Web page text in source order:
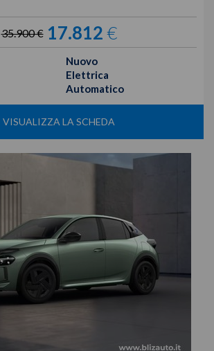
35.900 € 17.812€
Nuovo
Elettrica
Automatico
VISUALIZZA LA SCHEDA